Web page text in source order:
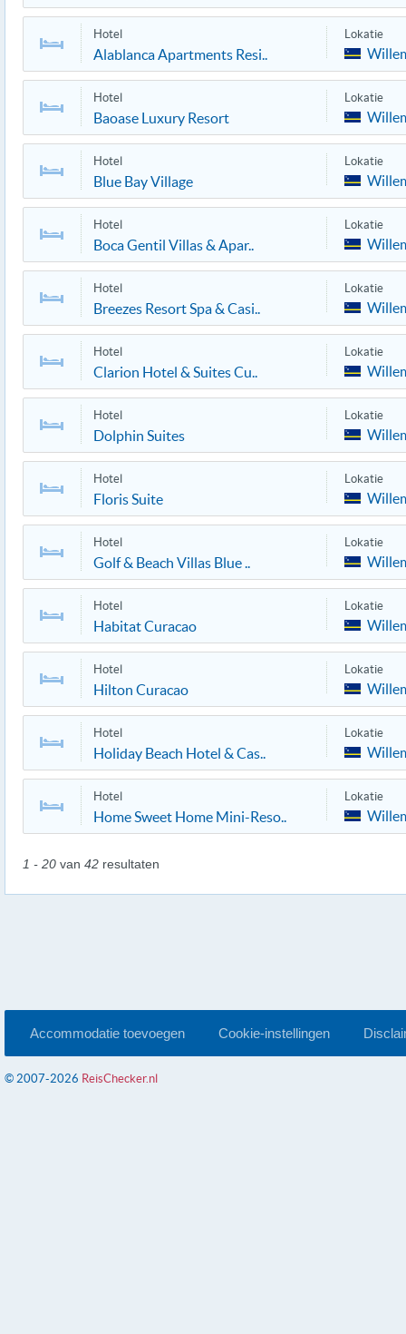
Hotel
Alablanca Apartments Resi..
Lokatie
Hotel
Baoase Luxury Resort
Lokatie
Hotel
Blue Bay Village
Lokatie
Hotel
Boca Gentil Villas & Apar..
Lokatie
Hotel
Breezes Resort Spa & Casi..
Lokatie
Hotel
Clarion Hotel & Suites Cu..
Lokatie
Hotel
Dolphin Suites
Lokatie
Hotel
Floris Suite
Lokatie
Hotel
Golf & Beach Villas Blue ..
Lokatie
Hotel
Habitat Curacao
Lokatie
Hotel
Hilton Curacao
Lokatie
Hotel
Holiday Beach Hotel & Cas..
Lokatie
Hotel
Home Sweet Home Mini-Reso..
Lokatie
1 - 20 van 42 resultaten
Accommodatie toevoegen Cookie-instellingen
© 2007-2026 ReisChecker.nl